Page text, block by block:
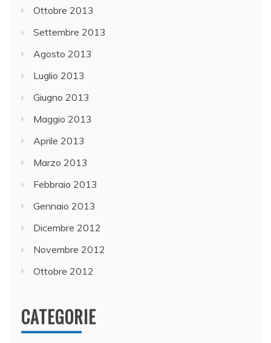
Ottobre 2013
Settembre 2013
Agosto 2013
Luglio 2013
Giugno 2013
Maggio 2013
Aprile 2013
Marzo 2013
Febbraio 2013
Gennaio 2013
Dicembre 2012
Novembre 2012
Ottobre 2012
CATEGORIE